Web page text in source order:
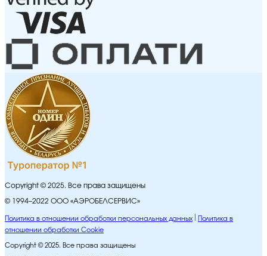
Copyright © 2025. Все права защищены
© 1994–2022 ООО «АЭРОБЕЛСЕРВИС»
Политика в отношении обработки персональных данных
Политика в
отношении обработки Cookie
Copyright © 2025. Все права защищены